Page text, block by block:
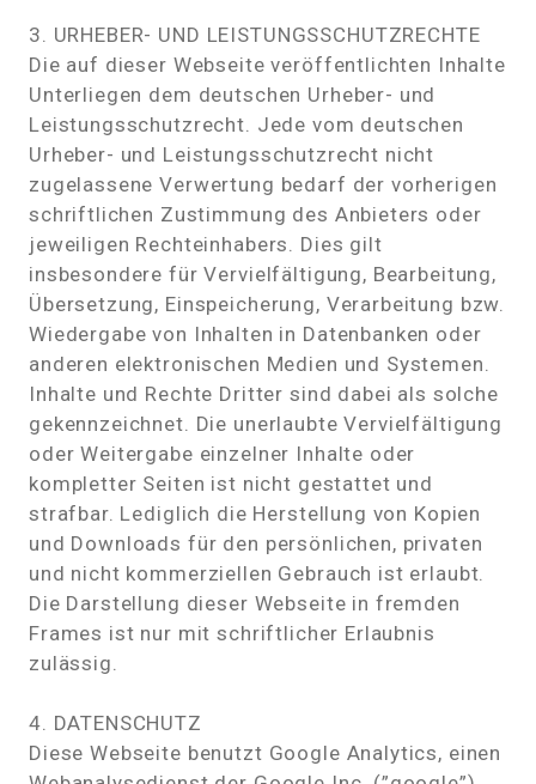
3. URHEBER- UND LEISTUNGSSCHUTZRECHTE
Die auf dieser Webseite veröffentlichten Inhalte
Unterliegen dem deutschen Urheber- und
Leistungsschutzrecht. Jede vom deutschen
Urheber- und Leistungsschutzrecht nicht
zugelassene Verwertung bedarf der vorherigen
schriftlichen Zustimmung des Anbieters oder
jeweiligen Rechteinhabers. Dies gilt
insbesondere für Vervielfältigung, Bearbeitung,
Übersetzung, Einspeicherung, Verarbeitung bzw.
Wiedergabe von Inhalten in Datenbanken oder
anderen elektronischen Medien und Systemen.
Inhalte und Rechte Dritter sind dabei als solche
gekennzeichnet. Die unerlaubte Vervielfältigung
oder Weitergabe einzelner Inhalte oder
kompletter Seiten ist nicht gestattet und
strafbar. Lediglich die Herstellung von Kopien
und Downloads für den persönlichen, privaten
und nicht kommerziellen Gebrauch ist erlaubt.
Die Darstellung dieser Webseite in fremden
Frames ist nur mit schriftlicher Erlaubnis
zulässig.
4. DATENSCHUTZ
Diese Webseite benutzt Google Analytics, einen